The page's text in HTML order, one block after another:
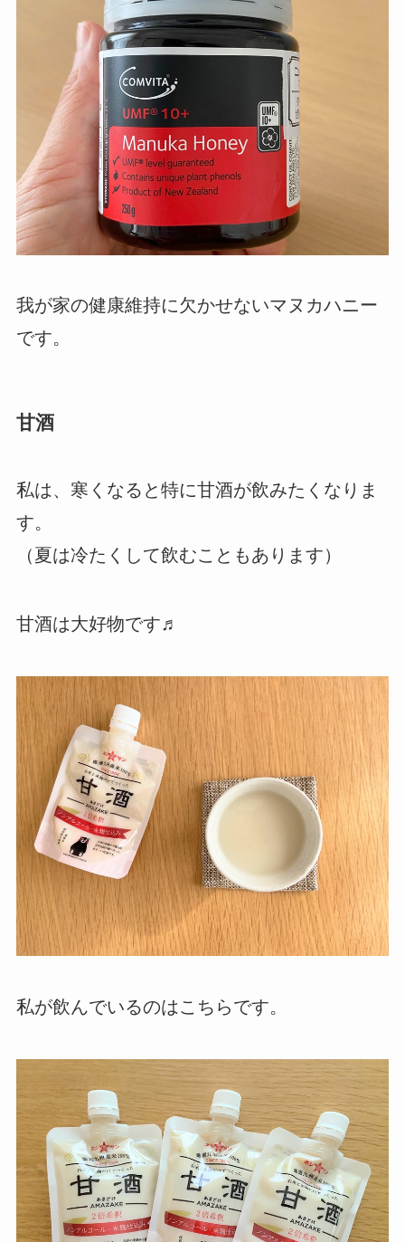
我が家の健康維持に欠かせないマヌカハニー
です。
甘酒
私は、寒くなると特に甘酒が飲みたくなりま
す。
（夏は冷たくして飲むこともあります）
甘酒は大好物です♬
私が飲んでいるのはこちらです。